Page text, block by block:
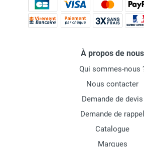
À propos de nous
Qui sommes-nous
Nous contacter
Demande de devis
Demande de rappel
Catalogue
Marques